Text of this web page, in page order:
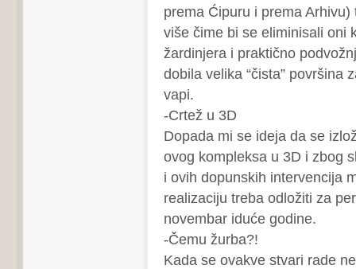
prema Ćipuru i prema Arhivu)
više čime bi se eliminisali oni
žardinjera i praktično
dobila velika “čista” površina
vapi.
-Crtež u 3D
Dopada mi se ideja da se
ovog kompleksa u 3D i zbog
i ovih dopunskih intervencija
realizaciju treba odložiti za
novembar iduće godine.
-Čemu žurba?!
Kada se ovakve stvari rade